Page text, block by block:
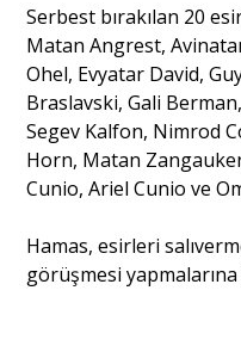
Serbest bırakılan 20
Matan Angrest,
Ohel, Evyatar David,
Braslavski, Gali
Segev Kalfon, Nimrod
Horn, Matan
Cunio, Ariel Cunio ve
Hamas, esirleri
görüşmesi